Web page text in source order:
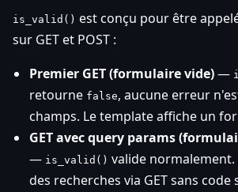
is_valid() est conçu pour être
sur GET et POST :
Premier GET (formulaire vide)—
retourne false, aucune erreur
champs. Le template affiche un
GET avec query params
— is_valid() valide
des recherches via GET sans